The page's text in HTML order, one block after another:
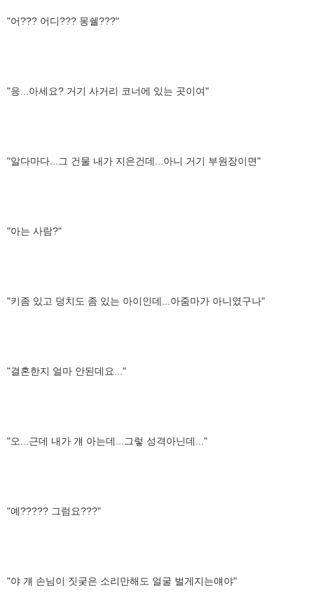
"어??? 어디??? 몽쉘???"
"응...아세요? 거기 사거리 코너에 있는 곳이여"
"알다마다...그 건물 내가 지은건데...아니 거기 부원장이면"
"아는 사람?"
"키좀 있고 덩치도 좀 있는 아이인데...아줌마가 아니였구나"
"결혼한지 얼마 안된데요..."
"오...근데 내가 걔 아는데...그렇 성격아닌데..."
"예????? 그럼요???"
"야 걔 손님이 짓궂은 소리만해도 얼굴 벌게지는얘야"